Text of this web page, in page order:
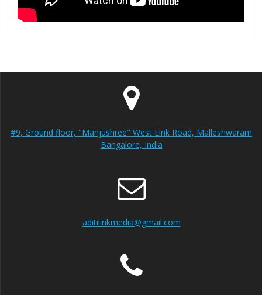
#9, Ground floor, "Manjushree" West Link Road, Malleshwaram
Bangalore, India
aditilinkmedia@gmail.com